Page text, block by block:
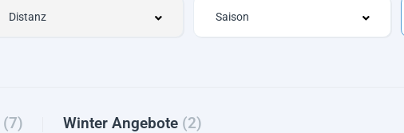
(7) Winter Angebote (2)